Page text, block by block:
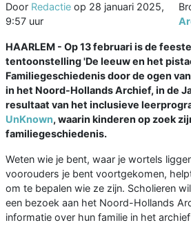
Door Redactie op 28 januari 2025,
9:57 uur
HAARLEM - Op 13 februari is de
tentoonstelling 'De leeuw en het
Familiegeschiedenis door de ogen
in het Noord-Hollands Archief, in de
resultaat van het inclusieve
UnKnown, waarin kinderen op zoek
familiegeschiedenis.
Weten wie je bent, waar je wortels
voorouders je bent voortgekomen,
om te bepalen wie ze zijn. Scholieren
een bezoek aan het Noord-Hollands
informatie over hun familie in het